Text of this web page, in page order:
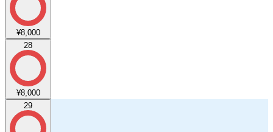
¥8,000
28
¥8,000
29